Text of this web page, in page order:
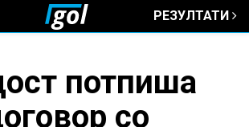
РЕЗУЛТАТИ
потпиша
со